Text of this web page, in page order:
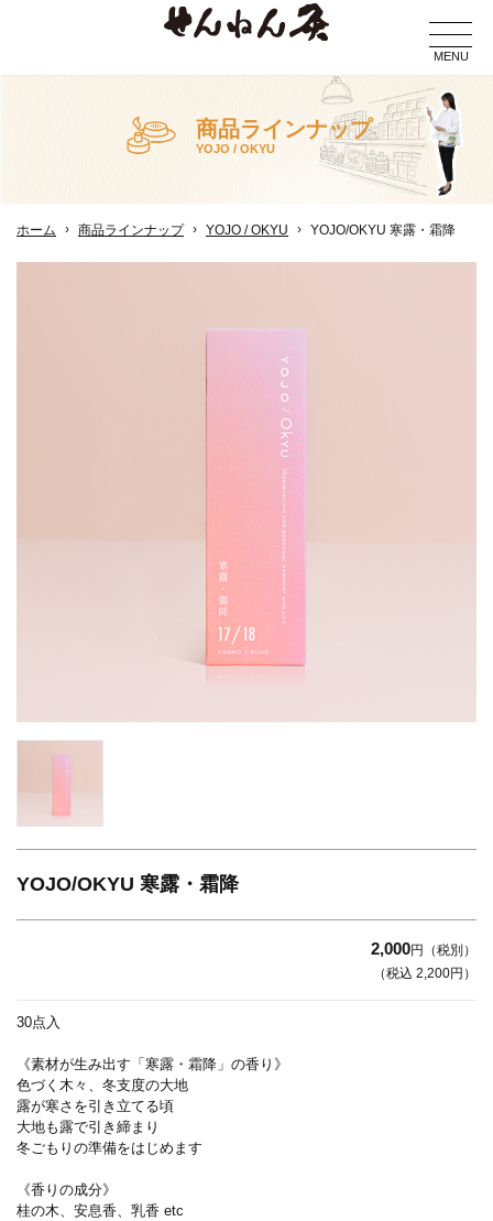
MENU
商品ラインナップ
YOJO / OKYU
ホーム 商品ラインナップ YOJO / OKYU YOJO/OKYU 寒露・霜降
YOJO/OKYU 寒露・霜降
2,000円（税別）
（税込 2,200円）
30点入
《素材が生み出す「寒露・霜降」の香り》
色づく木々、冬支度の大地
露が寒さを引き立てる頃
大地も露で引き締まり
冬ごもりの準備をはじめます
《香りの成分》
桂の木、安息香、乳香 etc